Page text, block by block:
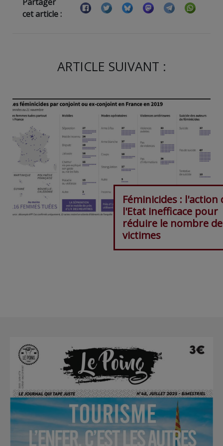
cet article :
ARTICLE SUIVANT :
Féminicides : l'action
l'Etat inefficace pour
réduire le nombre de
victimes